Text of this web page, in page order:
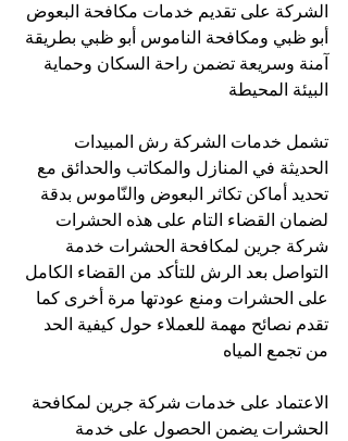
الشركة على تقديم خدمات مكافحة البعوض
أبو ظبي ومكافحة الناموس أبو ظبي بطريقة
آمنة وسريعة تضمن راحة السكان وحماية
البيئة المحيطة
تشمل خدمات الشركة رش المبيدات
الحديثة في المنازل والمكاتب والحدائق مع
تحديد أماكن تكاثر البعوض والنّاموس بدقة
لضمان القضاء التام على هذه الحشرات
شركة جرين لمكافحة الحشرات خدمة
التواصل بعد الرش للتأكد من القضاء الكامل
على الحشرات ومنع عودتها مرة أخرى كما
تقدم نصائح مهمة للعملاء حول كيفية الحد
من تجمع المياه
الاعتماد على خدمات شركة جرين لمكافحة
الحشرات يضمن الحصول على خدمة